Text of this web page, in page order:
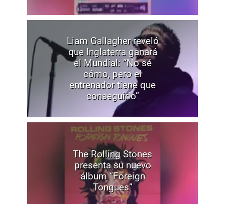
Liam Gallagher reveló
que Inglaterra ganará
el Mundial: “No sé
cómo, pero el
entrenador tiene que
conseguirlo”
The Rolling Stones
presenta su nuevo
álbum “Foreign
Tongues”